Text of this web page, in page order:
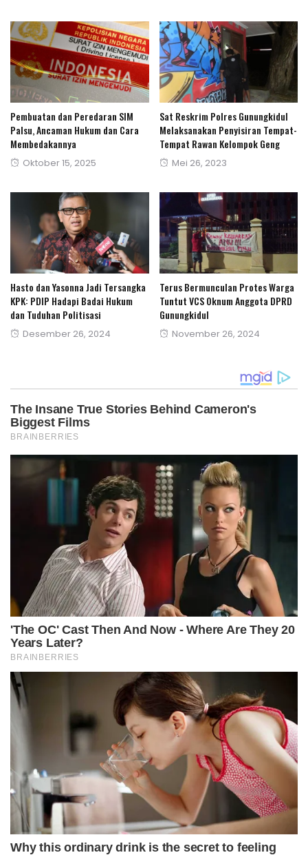
Pembuatan dan Peredaran SIM
Palsu, Ancaman Hukum dan Cara
Membedakannya
Posted
Oktober 15, 2025
Sat Reskrim Polres Gunungkidul
Melaksanakan Penyisiran Tempat-
Tempat Rawan Kelompok Geng
Posted
Mei 26, 2023
Hasto dan Yasonna Jadi Tersangka
KPK: PDIP Hadapi Badai Hukum
dan Tuduhan Politisasi
Posted
Desember 26, 2024
Terus Bermunculan Protes Warga
Tuntut VCS Oknum Anggota DPRD
Gunungkidul
Posted
November 26, 2024